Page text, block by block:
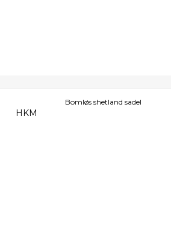
Bomløs shetland sadel
HKM